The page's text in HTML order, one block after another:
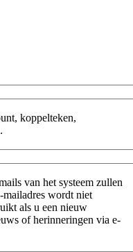
koppelteken,
van het systeem zullen
mailadres wordt niet
als u een nieuw
of herinneringen via e-